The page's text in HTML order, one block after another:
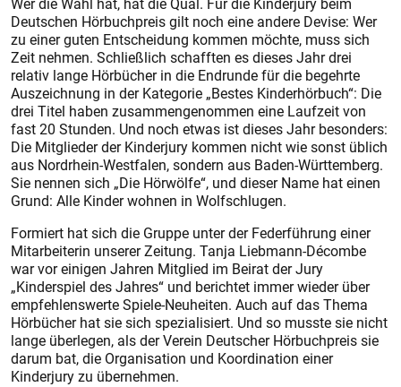
Deutschen Hörbuchpreis gilt noch eine andere Devise: Wer
zu einer guten Entscheidung kommen möchte, muss sich
Zeit nehmen. Schließlich schafften es dieses Jahr drei
relativ lange Hörbücher in die Endrunde für die begehrte
Auszeichnung in der Kategorie „Bestes Kinderhörbuch“: Die
drei Titel haben zusammengenommen eine Laufzeit von
fast 20 Stunden. Und noch etwas ist dieses Jahr besonders:
Die Mitglieder der Kinderjury kommen nicht wie sonst üblich
aus Nordrhein-Westfalen, sondern aus Baden-Württemberg.
Sie nennen sich „Die Hörwölfe“, und dieser Name hat einen
Grund: Alle Kinder wohnen in Wolfschlugen.
Formiert hat sich die Gruppe unter der Federführung einer
Mitarbeiterin unserer Zeitung. Tanja Liebmann-Décombe
war vor einigen Jahren Mitglied im Beirat der Jury
„Kinderspiel des Jahres“ und berichtet immer wieder über
empfehlenswerte Spiele-Neuheiten. Auch auf das Thema
Hörbücher hat sie sich spezialisiert. Und so musste sie nicht
lange überlegen, als der Verein Deutscher Hörbuchpreis sie
darum bat, die Organisation und Koordination einer
Kinderjury zu übernehmen.